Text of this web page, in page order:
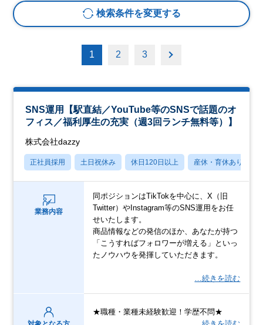
検索条件を変更する
1 2 3
SNS運用【駅直結／YouTube等のSNSで話題のオ
フィス／福利厚生の充実（週3回ランチ無料等）】
株式会社dazzy
正社員採用 土日祝休み 休日120日以上 産休・育休あり
業務内容
同ポジションはTikTokを中心に、X（旧
Twitter）やInstagram等のSNS運用をお任
せいたします。
商品情報などの発信のほか、あなたが持つ
「こうすればフォロワーが増える」といっ
たノウハウを発揮していただきます。
…続きを読む
★職種・業種未経験歓迎！学歴不問★